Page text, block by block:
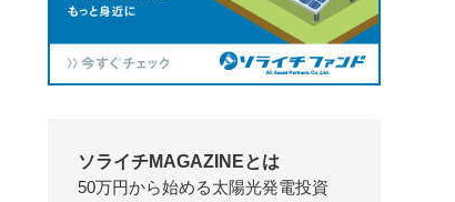
ソライチMAGAZINEとは
50万円から始める太陽光発電投資